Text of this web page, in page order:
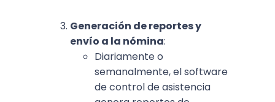
Generación de reportes y
envío a la nómina:
Diariamente o
semanalmente, el software
de control de asistencia